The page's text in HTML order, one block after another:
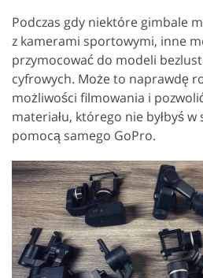
Podczas gdy niektóre gimbale
z kamerami sportowymi, inne
przymocować do modeli
cyfrowych. Może to naprawdę
możliwości filmowania i
materiału, którego nie byłbyś w
pomocą samego GoPro.